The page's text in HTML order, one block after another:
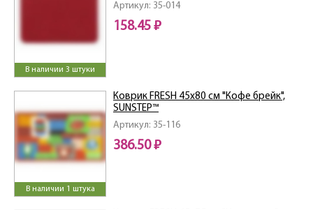
В наличии 3 штуки
Артикул: 35-014
158.45 ₽
В наличии 1 штука
Артикул: 35-116
Коврик FRESH 45х80 см "Кофе брейк",
SUNSTEP™
386.50 ₽